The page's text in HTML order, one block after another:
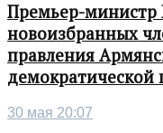
Премьер-
новоизбранных
правления
демократической
30 мая 20:07